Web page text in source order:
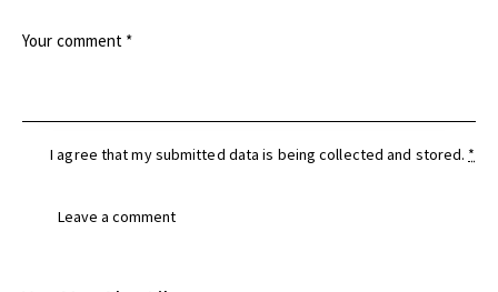
I agree that my submitted data is beingcollected and stored. *